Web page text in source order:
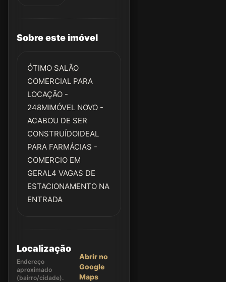
Sobre este imóvel
ÓTIMO SALÃO
COMERCIAL PARA
LOCAÇÃO -
248MIMÓVEL NOVO -
ACABOU DE SER
CONSTRUÍDOIDEAL
PARA FARMÁCIAS -
COMERCIO EM
GERAL4 VAGAS DE
ESTACIONAMENTO NA
ENTRADA
Localização
Endereço
aproximado
(bairro/cidade).
Abrir no
Google
Maps